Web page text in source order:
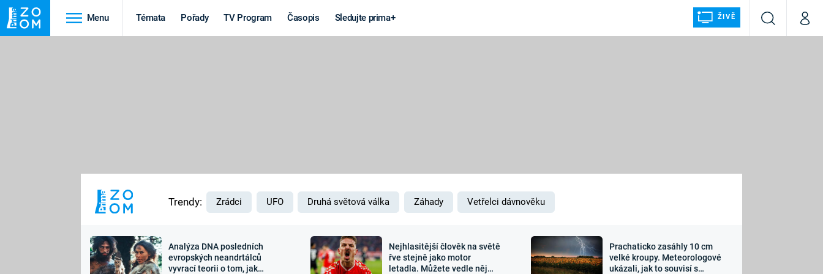
Menu Témata Pořady TV Program Časopis Sledujte prima+ ŽIVĚ
VyhledáváníMůj
MARS
Výročí
Záhady a
Zajímavosti Sledujte nás
Trendy: Zrádci UFO Druhá světová válka Záhady Vetřelci dávnověku
Analýza DNA posledních
evropských neandrtálců
vyvrací teorii o tom, jak
Nejhlasitější člověk na světě
řve stejně jako motor
letadla. Můžete vedle něj
Prachaticko zasáhly 10 cm
velké kroupy. Meteorologové
ukázali, jak to souvisí s